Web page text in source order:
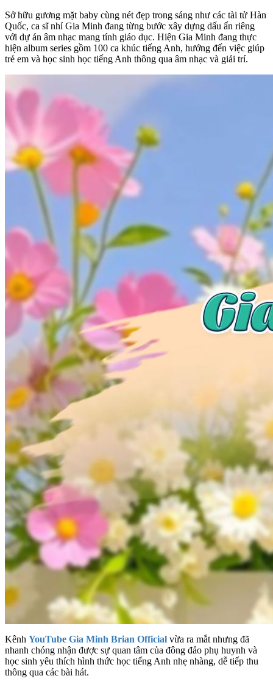
Sở hữu gương mặt baby cùng nét đẹp trong sáng như các tài tử Hàn
Quốc, ca sĩ nhí Gia Minh đang từng bước xây dựng dấu ấn riêng
với dự án âm nhạc mang tính giáo dục. Hiện Gia Minh đang thực
hiện album series gồm 100 ca khúc tiếng Anh, hướng đến việc giúp
trẻ em và học sinh học tiếng Anh thông qua âm nhạc và giải trí.
Kênh YouTube Gia Minh Brian Official vừa ra mắt nhưng đã
nhanh chóng nhận được sự quan tâm của đông đảo phụ huynh và
học sinh yêu thích hình thức học tiếng Anh nhẹ nhàng, dễ tiếp thu
thông qua các bài hát.